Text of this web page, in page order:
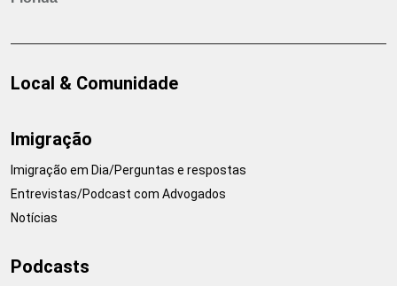
Local & Comunidade
Imigração
Imigração em Dia/Perguntas e respostas
Entrevistas/Podcast com Advogados
Notícias
Podcasts